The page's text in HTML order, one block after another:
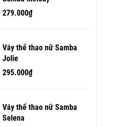
279.000₫
Váy thể thao nữ Samba
Jolie
295.000₫
Váy thể thao nữ Samba
Selena